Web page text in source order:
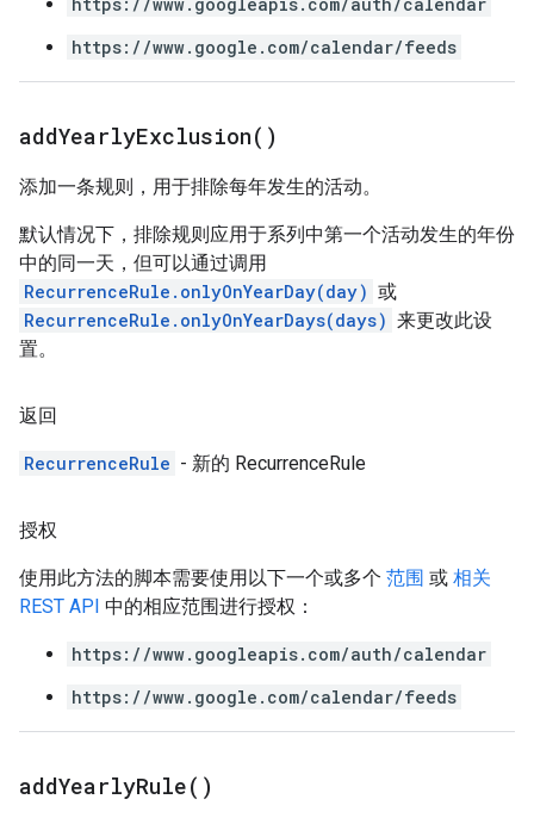
https://www.google.com/calendar/feeds
addYearlyExclusion( )
添加一条规则，用于排除每年发生的活动。
默认情况下，排除规则应用于系列中第一个活动发生的年份
中的同一天，但可以通过调用
RecurrenceRule.onlyOnYearDay(day) 或
RecurrenceRule.onlyOnYearDays(days) 来更改此设
置。
返回
RecurrenceRule - 新的 RecurrenceRule
授权
使用此方法的脚本需要使用以下一个或多个 范围 或 相关
REST API 中的相应范围进行授权：
https://www.googleapis.com/auth/calendar
https://www.google.com/calendar/feeds
addYearlyRule( )